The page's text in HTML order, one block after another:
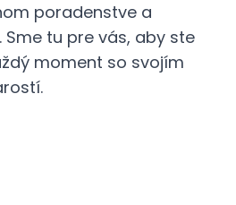
poradenstve a
tu pre vás, aby ste
moment so svojím